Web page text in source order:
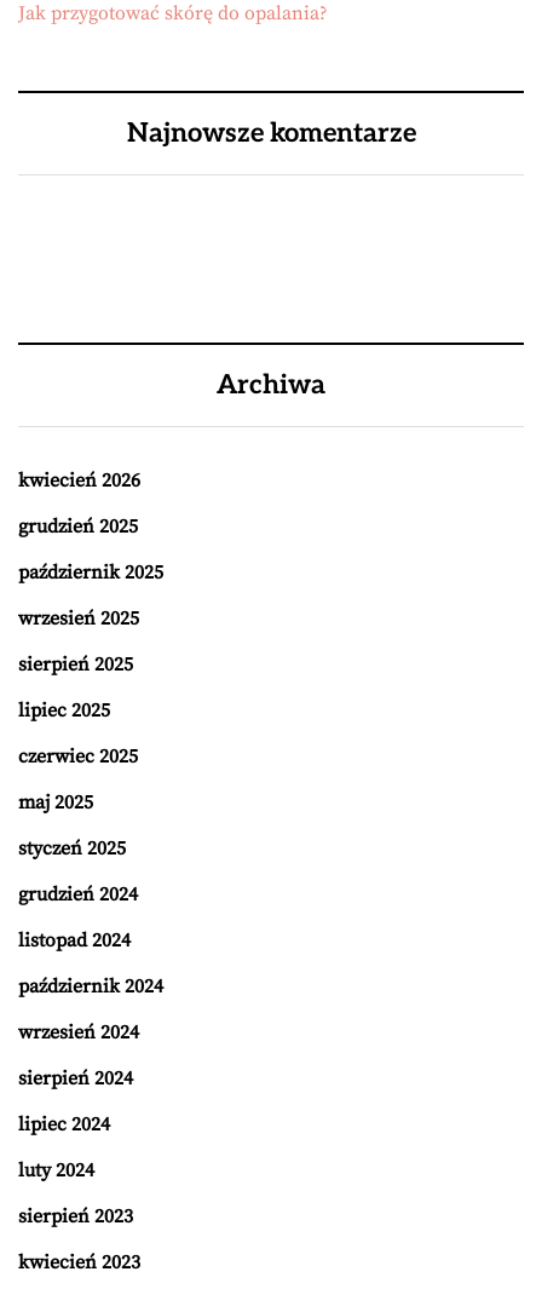
Jak przygotować skórę do opalania?
Najnowsze komentarze
Archiwa
kwiecień 2026
grudzień 2025
październik 2025
wrzesień 2025
sierpień 2025
lipiec 2025
czerwiec 2025
maj 2025
styczeń 2025
grudzień 2024
listopad 2024
październik 2024
wrzesień 2024
sierpień 2024
lipiec 2024
luty 2024
sierpień 2023
kwiecień 2023